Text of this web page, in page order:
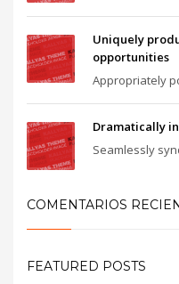
Uniquely
opportunities
Appropriately
Dramatically
Seamlessly
COMENTARIOS
FEATURED POSTS